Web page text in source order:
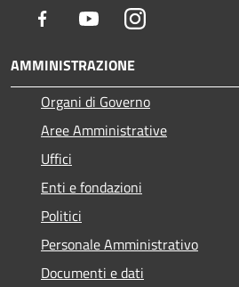
Facebook YoutubeInstagram
AMMINISTRAZIONE
Organi di Governo
Aree Amministrative
Uffici
Enti e fondazioni
Politici
Personale Amministrativo
Documenti e dati